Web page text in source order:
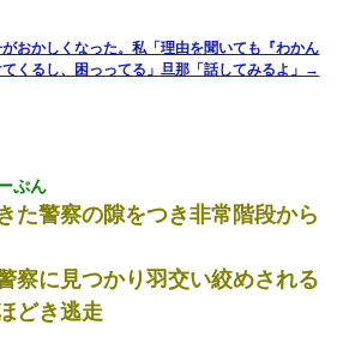
子がおかしくなった。私「理由を聞いても
怒鳴り付けてくるし、困っってる」旦那
・・・
、ずっとドアの前で喚いてて滅茶苦茶うる
ら、追加で400万の申し込み、私「無理。
」旦那「娘たちが成人したら別れよう」私
おかしくなった。私「理由を聞いても『わかん
くるし、困っってる」旦那「話してみるよ」→
ぷん
た警察の隙をつき非常階段から
察に見つかり羽交い絞めされる
どき逃走